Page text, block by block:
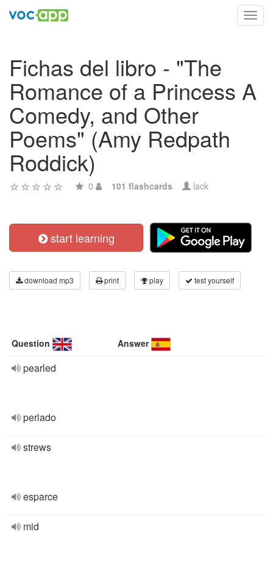
Fichas del libro - "The
Romance of a Princess A
Comedy, and Other
Poems" (Amy Redpath
Roddick)
0 101 flashcards lack
start learning
download mp3 print play test yourself
Question Answer
pearled
perlado
strews
esparce
mid